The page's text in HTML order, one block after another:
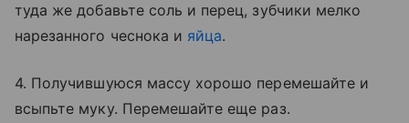
туда же добавьте соль и перец, зубчики мелко
нарезанного чеснока и яйца.
4. Получившуюся массу хорошо перемешайте и
всыпьте муку. Перемешайте еще раз.